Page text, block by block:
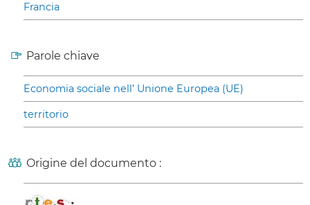
Francia
Parole chiave
Economia sociale nell’ Unione Europea (UE)
territorio
Origine del documento :